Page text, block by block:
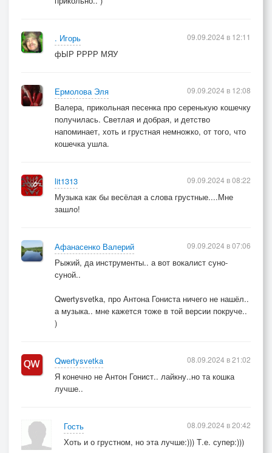
. Игорь
фЫР РРРР МЯУ
09.09.2024 в 12:11
Ермолова Эля
Валера, прикольная песенка про серенькую кошечку
получилась. Светлая и добрая, и детство
напоминает, хоть и грустная немножко, от того, что
кошечка ушла.
09.09.2024 в 12:08
lit1313
Музыка как бы весёлая а слова грустные....Мне
зашло!
09.09.2024 в 08:22
Афанасенко Валерий
Рыжий, да инструменты.. а вот вокалист суно-
суной..
Qwertysvetka, про Антона Гониста ничего не нашёл..
а музыка.. мне кажется тоже в той версии покруче..
)
09.09.2024 в 07:06
Qwertysvetka
Я конечно не Антон Гонист.. лайкну..но та кошка
лучше..
08.09.2024 в 21:02
Гость
Хоть и о грустном, но эта лучше:))) Т.е. супер:)))
08.09.2024 в 20:42